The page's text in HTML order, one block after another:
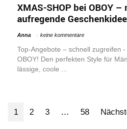
XMAS-SHOP bei OBOY
aufregende
Anna keine kommentare
Top-Angebote – schnell zugreifen -
OBOY! Den perfekten Style für
lässige, coole ...
1 2 3 … 58